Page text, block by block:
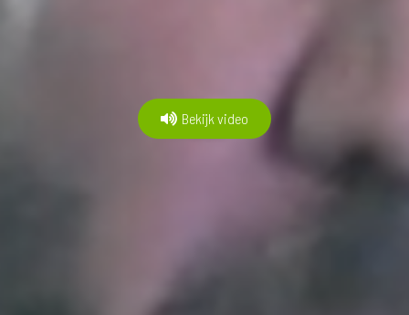
Bekijk video